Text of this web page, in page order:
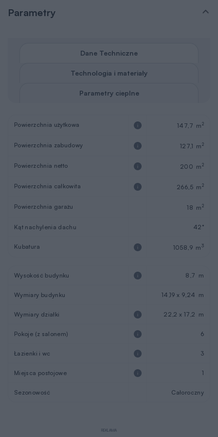
Parametry
Dane Techniczne
Technologia i materiały
Parametry cieplne
Powierzchnia użytkowa 147,7 m2
Powierzchnia zabudowy 127,1 m2
Powierzchnia netto 200 m2
Powierzchnia całkowita 266,5 m2
Powierzchnia garażu 18 m2
Kąt nachylenia dachu 42°
Kubatura 1058,9 m3
Wysokość budynku 8,7 m
Wymiary budynku 14,19 x 9,24 m
Wymiary działki 22,2 x 17,2 m
Pokoje (z salonem) 6
Łazienki i wc 3
Miejsca postojowe 1
Sezonowość Całoroczny
REKLAMA